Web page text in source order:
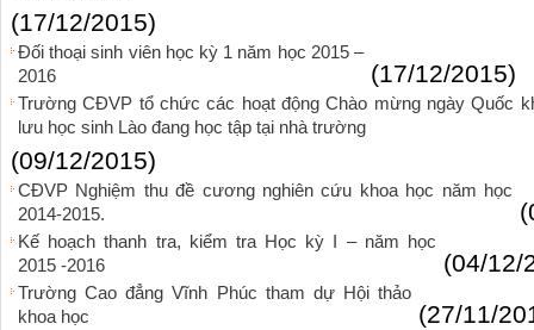
(17/12/2015)
Đối thoại sinh viên học kỳ 1 năm học 2015 –
2016
(17/12/2015)
Trường CĐVP tổ chức các hoạt động Chào mừng ngày Quốc
lưu học sinh Lào đang học tập tại nhà trường
(09/12/2015)
CĐVP Nghiệm thu đề cương nghiên cứu khoa học năm học
2014-2015.
Kế hoạch thanh tra, kiểm tra Học kỳ I – năm học
2015 -2016
(04/12/
Trường Cao đẳng Vĩnh Phúc tham dự Hội thảo
khoa học
(27/11/